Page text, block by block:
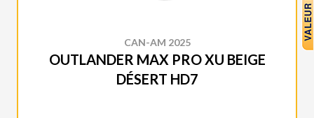
CAN-AM 2025
OUTLANDER MAX PRO XU BEIGE
DÉSERT HD7